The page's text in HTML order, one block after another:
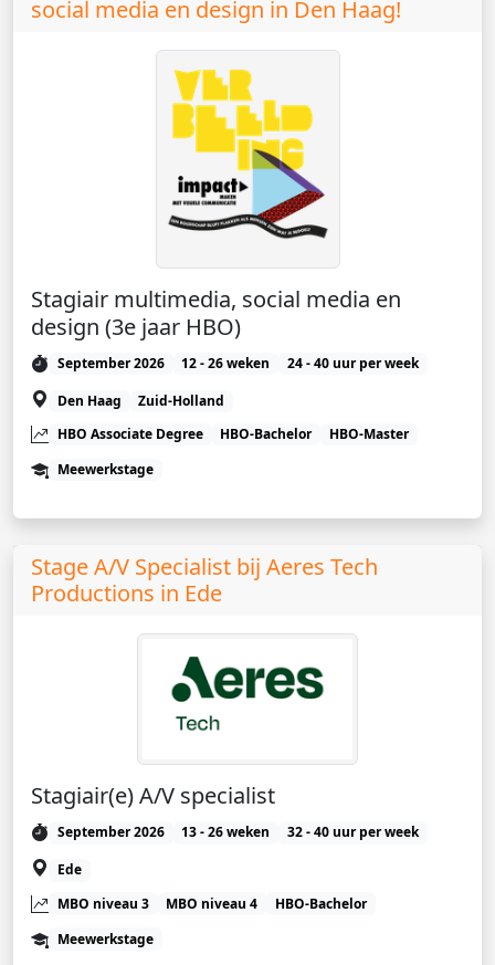
social media en design in Den Haag!
Stagiair multimedia, social media en
design (3e jaar HBO)
September 2026 12 - 26 weken
24 - 40 uur per week
Den Haag
Zuid-Holland
HBO Associate Degree
HBO-Bachelor
HBO-Master
Meewerkstage
Stage A/V Specialist bij Aeres Tech
Productions in Ede
Stagiair(e) A/V specialist
September 2026 13 - 26 weken
32 - 40 uur per week
Ede
MBO niveau 3
MBO niveau 4
HBO-Bachelor
Meewerkstage